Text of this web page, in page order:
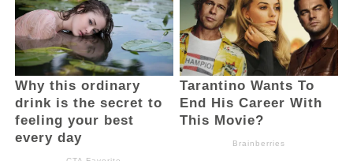
baru tahap pertama. Masih ada lagi tahap
selanjutnya. Sehingga di imbau kepada para
peserta yang lolos passing grade untuk
mempersiapkan diri menunggu perankingan
dan pelaksanaan SKB,” pungkas Reza.
(Advetorial/BM)